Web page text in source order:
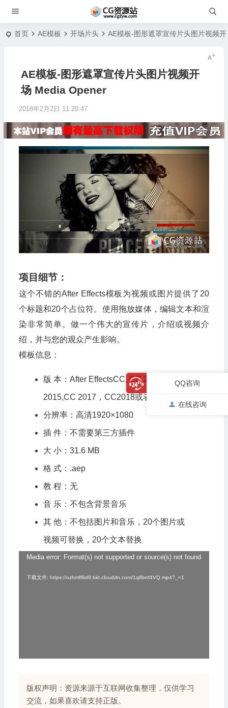
首页 AE模板 开场片头 AE模板-图形遮罩宣传片头图片视频
AE模板-图形遮罩宣传片头图片视频开
场 Media Opener
2018年2月2日 11:20:47
项目细节：
这个不错的After Effects模板为视频或图片提供了20
个标题和20个占位符。使用拖放媒体，编辑文本和渲
染非常简单。做一个伟大的宣传片，介绍或视频介
绍，并与您的观众产生影响。
模板信息：
版 本：After EffectsCC, CC 2014, CC
2015,CC 2017，CC2018或者更高版本
分辨率：高清1920×1080
插 件：不需要第三方插件
大 小：31.6 MB
格 式：.aep
教 程：无
音 乐：不包含背景音乐
其 他：不包括图片和音乐，20个图片或
视频可替换，20个文本替换
Media error: Format(s) not supported or source(s) not found
下载文件: https://ozhmff8d9.bkt.clouddn.com/1q8bnf4VQ.mp4?_=1
版权声明：资源来源于互联网收集整理，仅供学习
交流，如果喜欢请支持正版。
QQ咨询
在线咨询